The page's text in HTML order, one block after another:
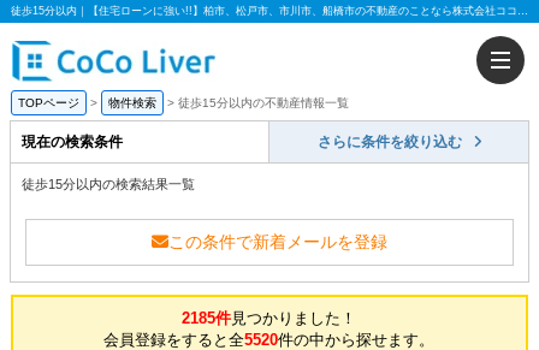
徒歩15分以内｜【住宅ローンに強い!!】柏市、松戸市、市川市、船橋市の不動産のことなら株式会社ココリバー
TOPページ 物件検索 徒歩15分以内の不動産情報一覧
現在の検索条件 さらに条件を絞り込む
徒歩15分以内の検索結果一覧
この条件で新着メールを登録
2185件見つかりました！
会員登録をすると全5520件の中から探せます。